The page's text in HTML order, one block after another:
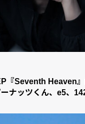
『Seventh Heaven
ナッツくん、e5、